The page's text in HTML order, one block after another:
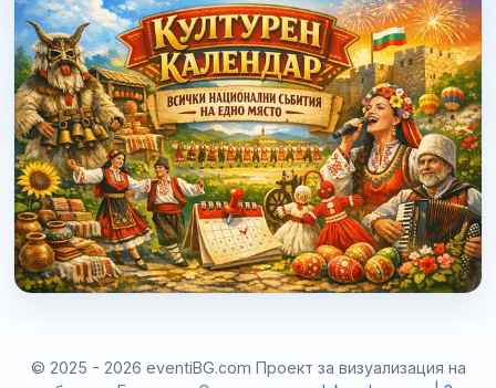
© 2025 - 2026 eventiBG.com Проект за визуализация на